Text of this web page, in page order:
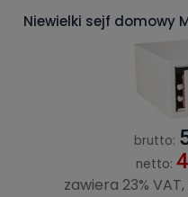
Niewielki sejf domowy
brutto:
netto:
zawiera 23%